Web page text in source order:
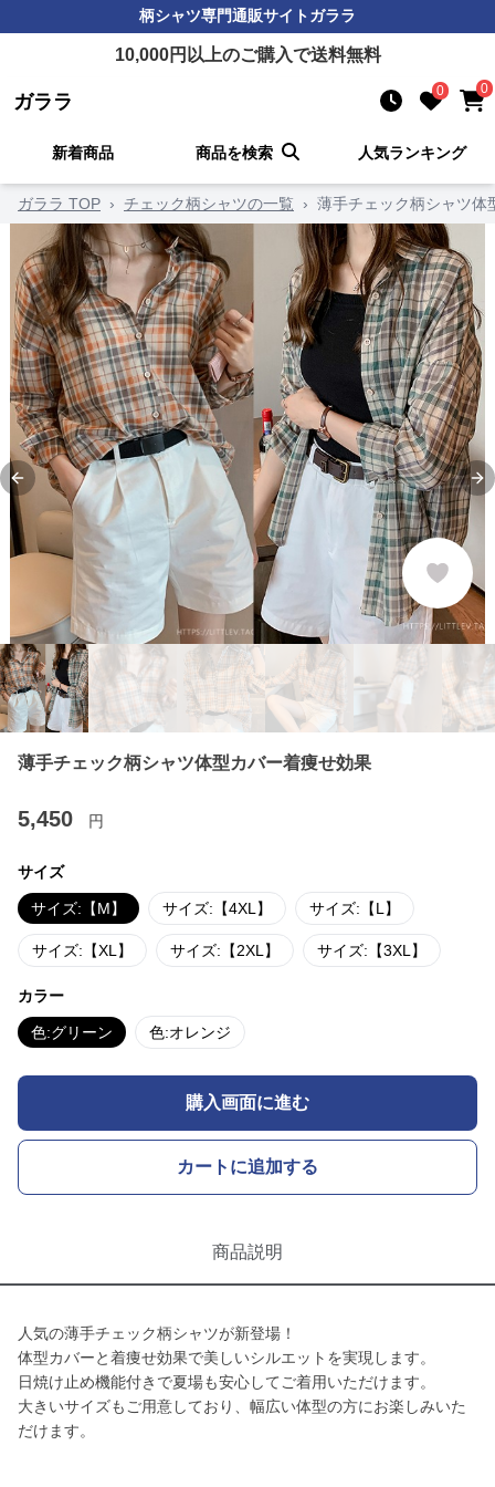
柄シャツ専門通販サイトガララ
10,000円以上のご購入で送料無料
ガララ 0 0
新着商品 商品を検索 人気ランキング
ガララ TOP › チェック柄シャツの一覧 › 薄手チェック柄シャツ体
Previous slide
薄手チェック柄シャツ体型カバー着痩せ効果
5,450 円
サイズ
サイズ:【M】 サイズ:【4XL】 サイズ:【L】
サイズ:【XL】 サイズ:【2XL】 サイズ:【3XL】
カラー
色:グリーン 色:オレンジ
購入画面に進む
カートに追加する
商品説明
人気の薄手チェック柄シャツが新登場！
体型カバーと着痩せ効果で美しいシルエットを実現します。
日焼け止め機能付きで夏場も安心してご着用いただけます。
大きいサイズもご用意しており、幅広い体型の方にお楽しみいた
だけます。